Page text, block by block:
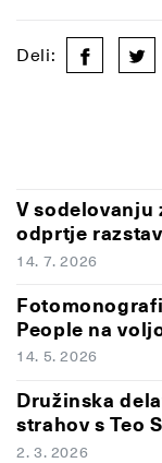
Deli:
V sodelovanju
odprtje
14. 7. 2026
People na
14. 5. 2026
Družinska
strahov s Teo
2. 3. 2026